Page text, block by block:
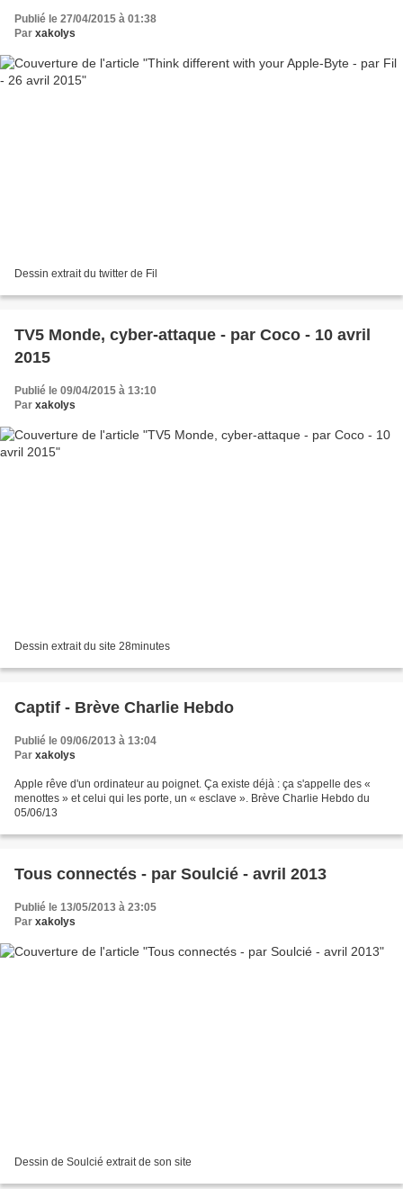
Publié le 27/04/2015 à 01:38
Par xakolys
Dessin extrait du twitter de Fil
TV5 Monde, cyber-attaque - par Coco - 10 avril
2015
Publié le 09/04/2015 à 13:10
Par xakolys
Dessin extrait du site 28minutes
Captif - Brève Charlie Hebdo
Publié le 09/06/2013 à 13:04
Par xakolys
Apple rêve d'un ordinateur au poignet. Ça existe déjà : ça s'appelle des «
menottes » et celui qui les porte, un « esclave ». Brève Charlie Hebdo du
05/06/13
Tous connectés - par Soulcié - avril 2013
Publié le 13/05/2013 à 23:05
Par xakolys
Dessin de Soulcié extrait de son site